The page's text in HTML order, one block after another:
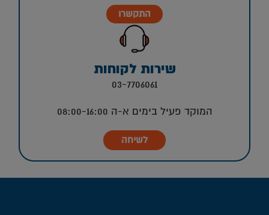
התקשרו
שירות לקוחות
03-7706061
המוקד פעיל בימים א-ה 08:00-16:00
לשיחה